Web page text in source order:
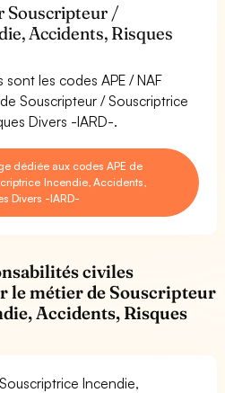
Souscripteur /
Accidents, Risques
les codes APE / NAF
Souscripteur / Souscriptrice
Divers -IARD-.
dédiée aux codes APE de
Incendie, Accidents,
Divers -IARD-
civiles
le métier de Souscripteur
Accidents, Risques
Incendie,